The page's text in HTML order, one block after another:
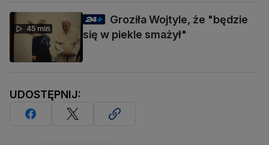
45 min
Groziła Wojtyle, że "będzie
się w piekle smażył"
UDOSTĘPNIJ: